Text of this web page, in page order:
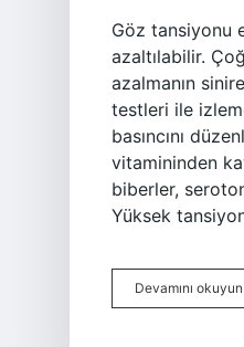
Göz tansiyonu
azaltılabilir.
azalmanın
testleri ile
basıncını
vitamininden
biberler,
Yüksek
Devamını okuyun